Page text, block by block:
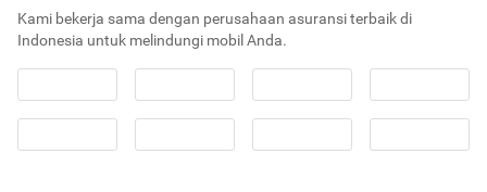
Kami bekerja sama dengan perusahaan asuransi terbaik di
Indonesia untuk melindungi mobil Anda.